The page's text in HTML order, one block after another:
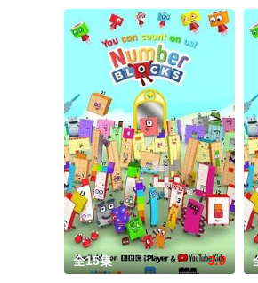
全15集 3.0